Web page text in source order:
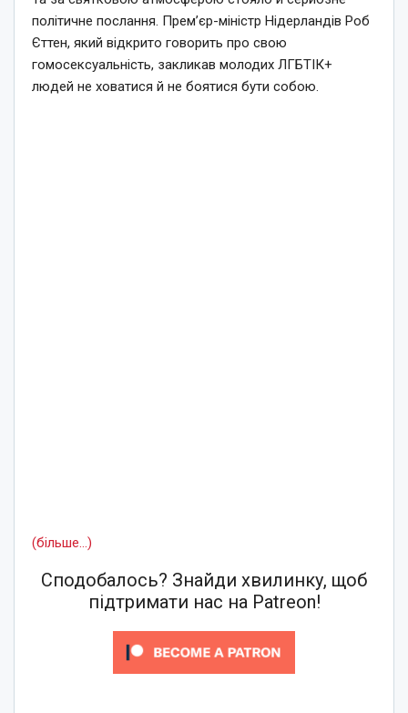
політичне послання. Прем’єр-міністр Нідерландів Роб
Єттен, який відкрито говорить про свою
гомосексуальність, закликав молодих ЛГБТІК+
людей не ховатися й не боятися бути собою.
(більше…)
Сподобалось? Знайди хвилинку, щоб
підтримати нас на Patreon!